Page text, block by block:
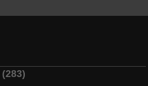
(283)